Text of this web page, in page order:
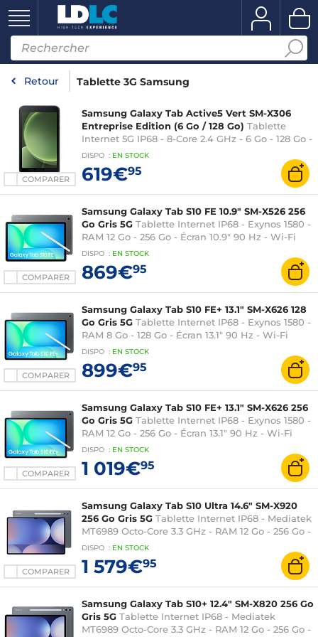
Retour Tablette 3G Samsung
COMPARER
Samsung Galaxy Tab Active5 Vert SM-X306
Entreprise Edition (6 Go / 128 Go) Tablette
Internet 5G IP68 - 8-Core 2.4 GHz - 6 Go - 128 Go -
8" - 1920 x 1200 - Wi-Fi 6/Bluetooth 5.3/NFC -
Webcam - 5050 mAh - Android 14 - S Pen inclus
DISPO : EN STOCK
619€95
COMPARER
Samsung Galaxy Tab S10 FE 10.9" SM-X526 256
Go Gris 5G Tablette Internet IP68 - Exynos 1580 -
RAM 12 Go - 256 Go - Écran 10.9" 90 Hz - Wi-Fi
6E/Bluetooth 5.3/5G - Webcam - 8000 mAh - S
Pen - Android 15
DISPO : EN STOCK
869€95
COMPARER
Samsung Galaxy Tab S10 FE+ 13.1" SM-X626 128
Go Gris 5G Tablette Internet IP68 - Exynos 1580 -
RAM 8 Go - 128 Go - Écran 13.1" 90 Hz - Wi-Fi
6E/Bluetooth 5.3/5G - Webcam - 10090 mAh - S
Pen - Android 15
DISPO : EN STOCK
899€95
COMPARER
Samsung Galaxy Tab S10 FE+ 13.1" SM-X626 256
Go Gris 5G Tablette Internet IP68 - Exynos 1580 -
RAM 12 Go - 256 Go - Écran 13.1" 90 Hz - Wi-Fi
6E/Bluetooth 5.3/5G - Webcam - 10090 mAh - S
Pen - Android 15
DISPO : EN STOCK
1 019€95
COMPARER
Samsung Galaxy Tab S10 Ultra 14.6" SM-X920
256 Go Gris 5G Tablette Internet IP68 - Mediatek
MT6989 Octo-Core 3.3 GHz - RAM 12 Go - 256 Go -
Écran Dynamic AMOLED 2x 14.6" 120 Hz - Wi-Fi
7/Bluetooth 5.3/5G - Webcam - 11200 mAh - S
Pen - Android 14
DISPO : EN STOCK
1 579€95
Samsung Galaxy Tab S10+ 12.4" SM-X820 256 Go
Gris 5G Tablette Internet IP68 - Mediatek
MT6989 Octo-Core 3.3 GHz - RAM 12 Go - 256 Go -